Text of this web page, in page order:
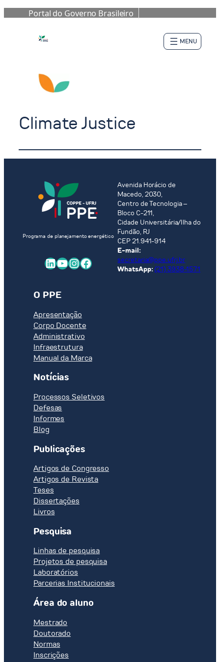
Portal do Governo Brasileiro
Climate Justice
Programa de planejamento energético
LinkedIn Youtube InstagramFacebook
Avenida Horácio de
Macedo, 2030,
Centro de Tecnologia –
Bloco C-211,
Cidade Universitária/Ilha do
Fundão, RJ
CEP 21.941-914
E-mail:
secretaria@ppe.ufrj.br
WhatsApp: (21) 3938-1571
O PPE
Apresentação
Corpo Docente
Administrativo
Infraestrutura
Manual da Marca
Notícias
Processos Seletivos
Defesas
Informes
Blog
Publicações
Artigos de Congresso
Artigos de Revista
Teses
Dissertações
Livros
Pesquisa
Linhas de pesquisa
Projetos de pesquisa
Laboratórios
Parcerias Institucionais
Área do aluno
Mestrado
Doutorado
Normas
Inscrições